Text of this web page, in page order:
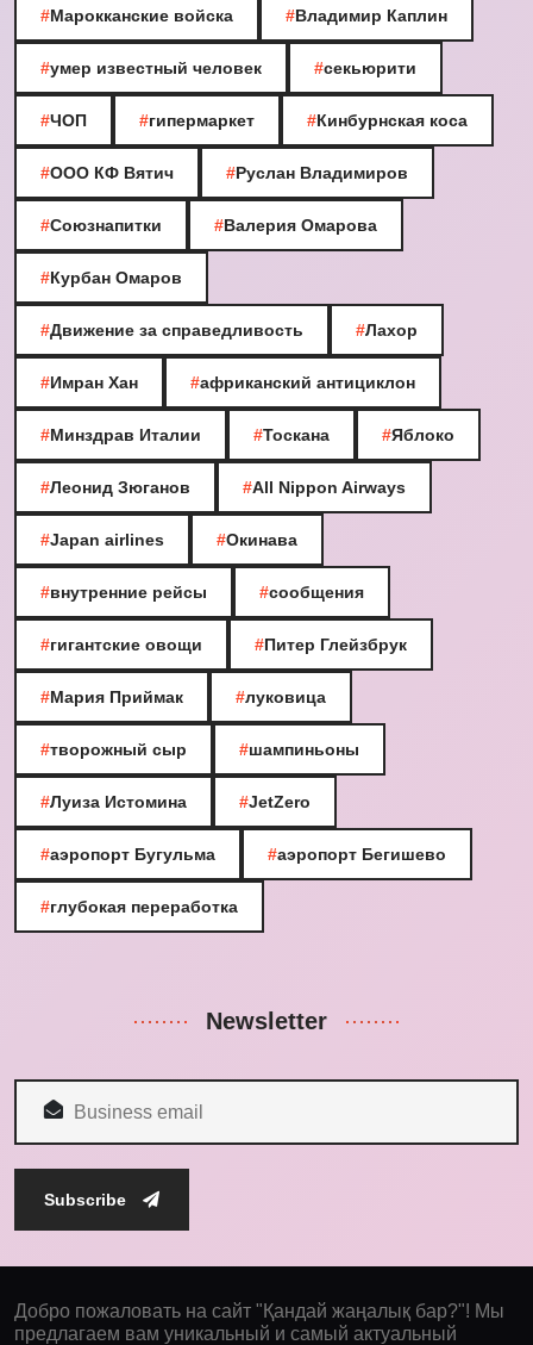
#Марокканские войска #Владимир Каплин
#умер известный человек #секьюрити
#ЧОП #гипермаркет #Кинбурнская коса
#ООО КФ Вятич #Руслан Владимиров
#Союзнапитки #Валерия Омарова
#Курбан Омаров
#Движение за справедливость #Лахор
#Имран Хан #африканский антициклон
#Минздрав Италии #Тоскана #Яблоко
#Леонид Зюганов #All Nippon Airways
#Japan airlines #Окинава
#внутренние рейсы #сообщения
#гигантские овощи #Питер Глейзбрук
#Мария Приймак #луковица
#творожный сыр #шампиньоны
#Луиза Истомина #JetZero
#аэропорт Бугульма #аэропорт Бегишево
#глубокая переработка
Newsletter
Subscribe
Добро пожаловать на сайт "Қандай жаңалық бар?"! Мы
предлагаем вам уникальный и самый актуальный